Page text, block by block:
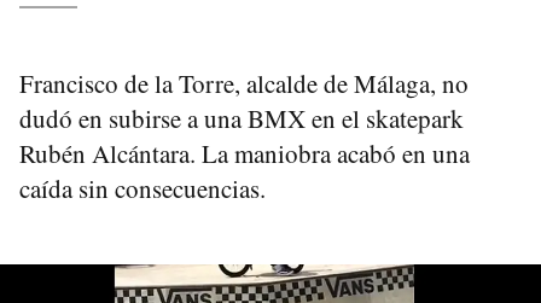
Francisco de la Torre, alcalde de Málaga, no
dudó en subirse a una BMX en el skatepark
Rubén Alcántara. La maniobra acabó en una
caída sin consecuencias.